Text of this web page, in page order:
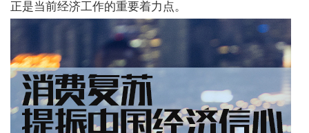
正是当前经济工作的重要着力点。
职位表 成绩查询
中央遴选
考试公告 报考指导 考试通知